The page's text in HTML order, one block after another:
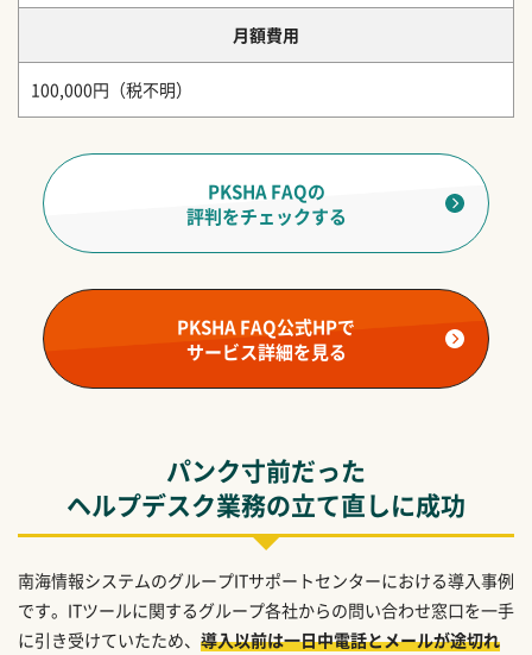
月額費用
100,000円（税不明）
PKSHA FAQの
評判をチェックする
PKSHA FAQ公式HPで
サービス詳細を見る
パンク寸前だった
ヘルプデスク業務の立て直しに成功
南海情報システムのグループITサポートセンターにおける導入事例
です。ITツールに関するグループ各社からの問い合わせ窓口を一手
に引き受けていたため、 導入以前は一日中電話とメールが途切れ